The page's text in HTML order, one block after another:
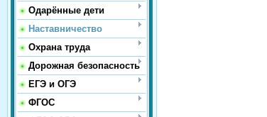
Одарённые дети
Наставничество
Охрана труда
Дорожная безопасность
ЕГЭ и ОГЭ
ФГОС